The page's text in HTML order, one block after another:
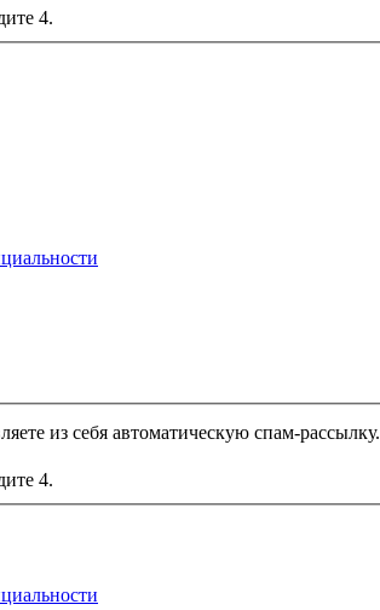
4.
из себя автоматическую спам-рассылку.
4.